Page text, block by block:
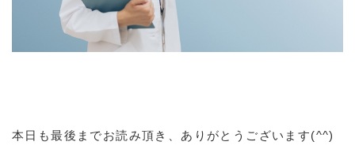
本日も最後までお読み頂き、ありがとうございます(^^)